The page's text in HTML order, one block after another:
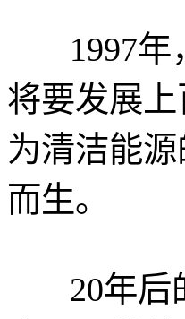
1997年
将要发展
为清洁能
而生。
20年后的